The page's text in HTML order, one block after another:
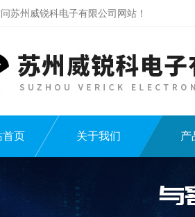
苏州威锐科电子有限公司网站！
首页 关于我们 产